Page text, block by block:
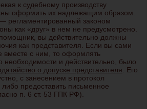
к судебному производству
оформить их надлежащим образом.
регламентированный законом
как «друг» в нем не предусмотрено.
вы действительно должны
как представителя. Если вы сами
вместе с ним, то оформлять
необходимости и действительно, было
о допуске представителя. Его
с занесением в протокол
предоставить письменное
п. 6 ст. 53 ГПК РФ).